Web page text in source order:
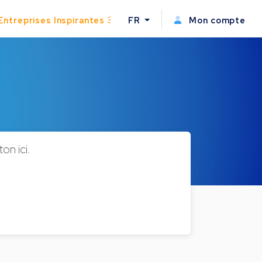
Inspirantes FR Mon compte
ici.